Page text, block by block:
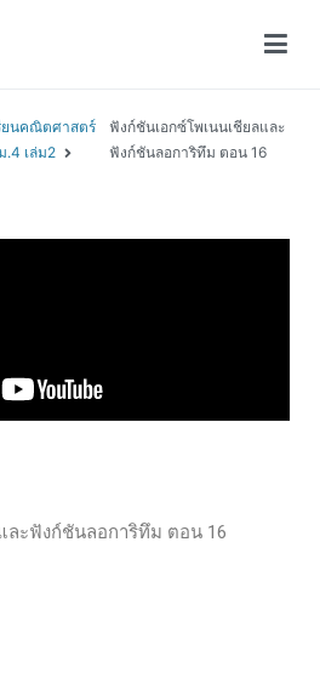
ยนคณิตศาสตร์
.4 เล่ม2
ฟังก์ชันเอกซ์โพเนนเชียลและ
ฟังก์ชันลอการิทึม ตอน 16
ละฟังก์ชันลอการิทึม ตอน 16